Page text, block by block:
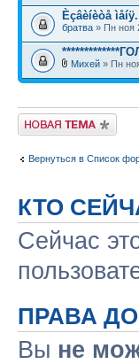
Èçâèíèòå
братва » Пн ноя
Михей » Пн
Новая тема
Вернуться в Список
КТО
Сейчас
ПРАВА
Вы не